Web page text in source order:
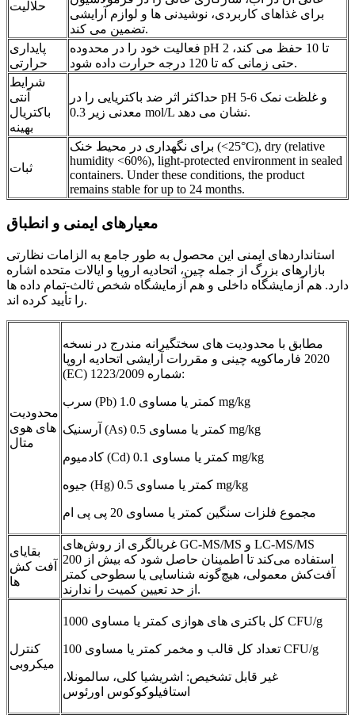
حلالیت
برای غذاهای کاربردی، نوشیدنی ها و لوازم آرایشی
تضمین می کند.
پایداری
حرارتی
فعالیت خود را در محدوده pH 2 تا 10 حفظ می کند،
حتی زمانی که تا 120 درجه حرارت داده شود.
شرایط
آنتی
باکتریال
بهینه
حداکثر اثر ضد باکتریایی را در pH 5-6 و غلظت نمک
معدنی زیر 0.3 mol/L نشان می دهد.
ثبات
برای نگهداری در محیط خنک (<25°C), dry (relative
humidity <60%), light-protected environment in sealed
containers. Under these conditions, the product
remains stable for up to 24 months.
معیارهای ایمنی و انطباق
استانداردهای ایمنی این محصول به طور جامع به الزامات نظارتی
بازارهای بزرگ از جمله چین، اتحادیه اروپا و ایالات متحده اشاره
دارد. هم آزمایشگاه داخلی و هم آزمایشگاه شخص ثالث-تمام داده ها
را تأیید کرده اند.
محدودیت
های هوی
متال
مطابق با محدودیت های سختگیرانه مندرج در نسخه
2020 فارماکوپه چینی و مقررات آرایشی اتحادیه اروپا
(EC) شماره 1223/2009:
سرب (Pb) کمتر یا مساوی 1.0 mg/kg
آرسنیک (As) کمتر یا مساوی 0.5 mg/kg
کادمیوم (Cd) کمتر یا مساوی 0.1 mg/kg
جیوه (Hg) کمتر یا مساوی 0.5 mg/kg
مجموع فلزات سنگین کمتر یا مساوی 20 پی پی ام
بقایای
آفت کش
ها
غربالگری از روش‌های GC-MS/MS و LC-MS/MS
استفاده می‌کند تا اطمینان حاصل شود که بیش از 200
آفت‌کش معمولی، هیچ‌گونه شناسایی یا سطوحی کمتر
از حد تعیین کمیت را ندارند.
کنترل
میکروبی
کل باکتری های هوازی کمتر یا مساوی 1000 CFU/g
تعداد کل قالب و مخمر کمتر یا مساوی 100 CFU/g
غیر قابل تشخیص: اشریشیا کلی، سالمونلا،
استافیلوکوکوس اورئوس